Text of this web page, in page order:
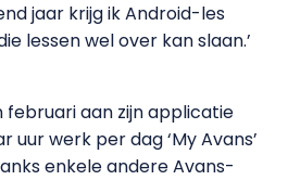
jaar krijg ik Android-les
lessen wel over kan slaan.’
februari aan zijn applicatie
uur werk per dag ‘My Avans’
enkele andere Avans-